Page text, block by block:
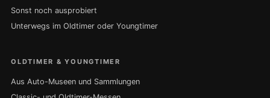
Sonst noch ausprobiert
Unterwegs im Oldtimer oder Youngtimer
OLDTIMER & YOUNGTIMER
Aus Auto-Museen und Sammlungen